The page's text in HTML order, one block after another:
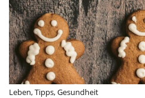
Leben,Tipps,Gesundheit